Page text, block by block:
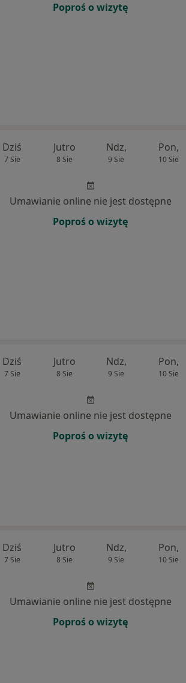
Poproś o wizytę
Dziś
7 Sie
Jutro
8 Sie
Ndz,
9 Sie
Pon,
10 Sie
Umawianie online nie jest dostępne
Poproś o wizytę
Dziś
7 Sie
Jutro
8 Sie
Ndz,
9 Sie
Pon,
10 Sie
Umawianie online nie jest dostępne
Poproś o wizytę
Dziś
7 Sie
Jutro
8 Sie
Ndz,
9 Sie
Pon,
10 Sie
Umawianie online nie jest dostępne
Poproś o wizytę